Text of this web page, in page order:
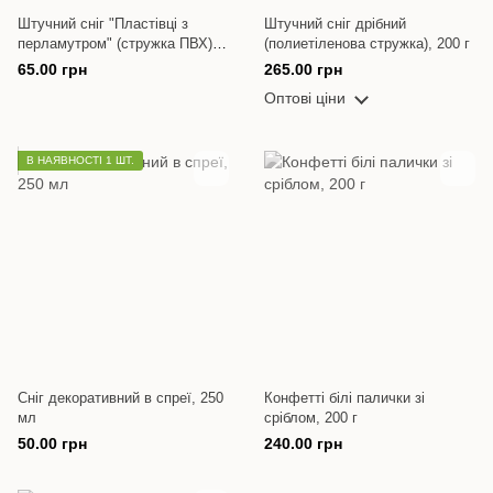
Штучний сніг "Пластівці з
перламутром" (стружка ПВХ),
100 г
65.00 грн
Штучний сніг дрібний
(полиетіленова стружка), 200 г
265.00 грн
Оптові ціни
В НАЯВНОСТІ 1 ШТ.
Сніг декоративний в спреї, 250
мл
50.00 грн
Конфетті білі палички зі
сріблом, 200 г
240.00 грн